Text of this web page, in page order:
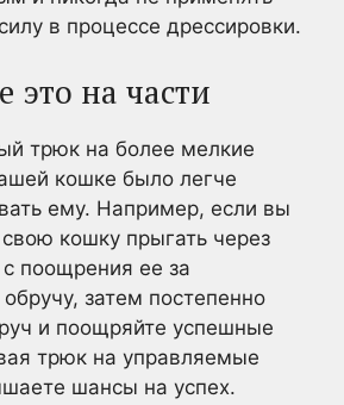
в процессе дрессировки.
это на части
трюк на более мелкие
кошке было легче
ему. Например, если вы
свою кошку прыгать через
поощрения ее за
затем постепенно
и поощряйте успешные
трюк на управляемые
шансы на успех.